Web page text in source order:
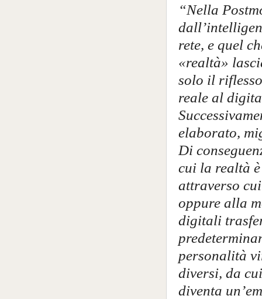
“Nella
rete, e quel
«realtà»
solo il
reale al
elaborato,
Di
cui la realtà
attraverso
oppure alla
digitali
personalità
diversi, da
diventa